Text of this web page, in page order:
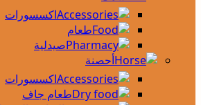
اكسسورات
طعام
صيدلية
أحصنة
اكسسورات
طعام جاف